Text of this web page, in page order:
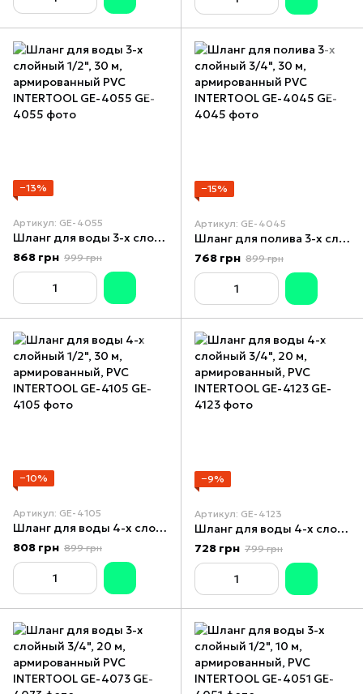
−13%
Артикул: GE-4055
Шланг для воды 3-х слойный 1/2", 30 м, армированный PVC INTERTOOL GE-4055
868 грн 999 грн
−15%
Артикул: GE-4045
Шланг для полива 3-х слойный 3/4", 30 м, армированный PVC INTERTOOL GE-4045
768 грн 899 грн
−10%
Артикул: GE-4105
Шланг для воды 4-х слойный 1/2", 30 м, армированный, PVC INTERTOOL GE-4105
808 грн 899 грн
−9%
Артикул: GE-4123
Шланг для воды 4-х слойный 3/4", 20 м, армированный, PVC INTERTOOL GE-4123
728 грн 799 грн